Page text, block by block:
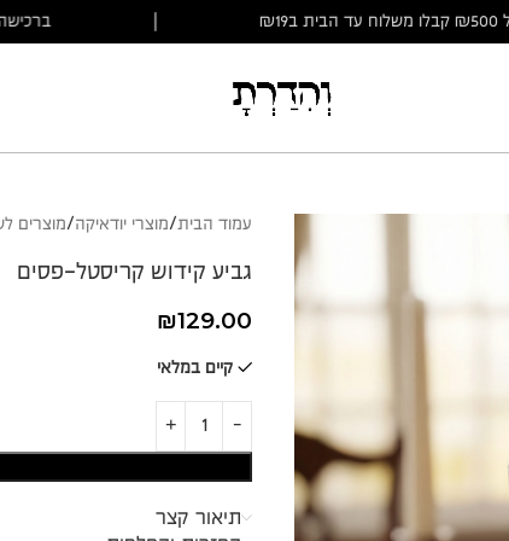
₪500 קבלו משלוח עד הבית ב₪19
עמוד הבית מוצרי יודאיקה מוצרים
גביע קידוש קריסטל-פסים
₪129.00
קיים במלאי
תיאור קצר